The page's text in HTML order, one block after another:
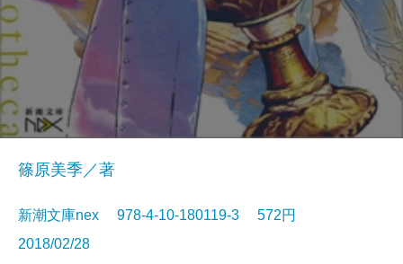
篠原美季／著
新潮文庫nex 978-4-10-180119-3 572円
2018/02/28